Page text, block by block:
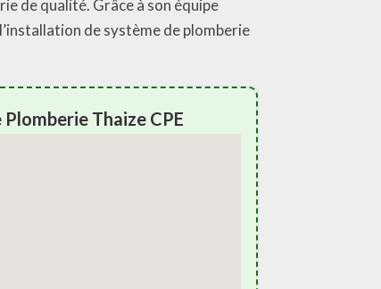
de qualité. Grâce à son équipe
de système de plomberie
Thaize CPE